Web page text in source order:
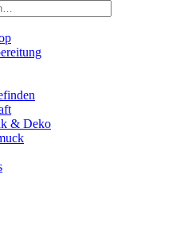
& Deko